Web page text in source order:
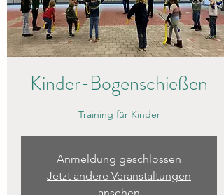
Kinder-Bogenschießen
Training für Kinder
Anmeldung geschlossen
Jetzt andere Veranstaltungen